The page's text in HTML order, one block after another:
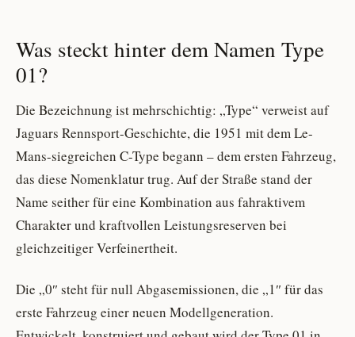
Was steckt hinter dem Namen Type
01?
Die Bezeichnung ist mehrschichtig: „Type“ verweist auf
Jaguars Rennsport-Geschichte, die 1951 mit dem Le-
Mans-siegreichen C-Type begann – dem ersten Fahrzeug,
das diese Nomenklatur trug. Auf der Straße stand der
Name seither für eine Kombination aus fahraktivem
Charakter und kraftvollen Leistungsreserven bei
gleichzeitiger Verfeinertheit.
Die „0″ steht für null Abgasemissionen, die „1″ für das
erste Fahrzeug einer neuen Modellgeneration.